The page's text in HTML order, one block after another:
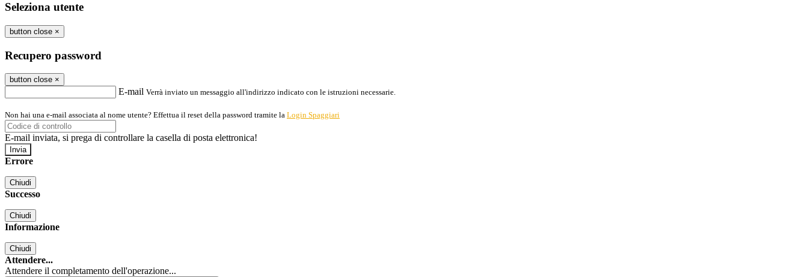
Seleziona utente
button close ×
Recupero password
button close ×
E-mail Verrà inviato un messaggio all'indirizzo indicato con le istruzioni necessarie.
Non hai una e-mail associata al nome utente? Effettua il reset della password tramite la Login Spaggiari
E-mail inviata, si prega di controllare la casella di posta elettronica!
Errore
Chiudi
Successo
Chiudi
Informazione
Chiudi
Attendere...
Attendere il completamento dell'operazione...